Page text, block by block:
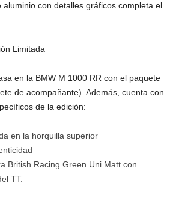
con detalles gráficos completa el
Limitada
en la BMW M 1000 RR con el paquete
de acompañante). Además, cuenta con
de la edición:
en la horquilla superior
British Racing Green Uni Matt con
TT: